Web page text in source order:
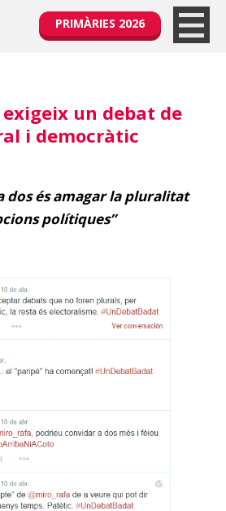
PRIMÀRIES 2026
un debat de
i democràtic
dos és amagar la pluralitat
polítiques”